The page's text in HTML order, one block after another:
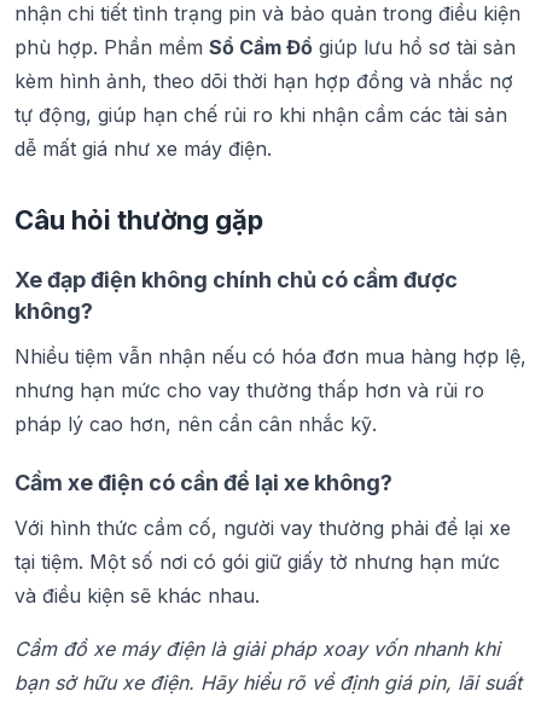
nhận chi tiết tình trạng pin và bảo quản trong điều kiện
phù hợp. Phần mềm Sổ Cầm Đồ giúp lưu hồ sơ tài sản
kèm hình ảnh, theo dõi thời hạn hợp đồng và nhắc nợ
tự động, giúp hạn chế rủi ro khi nhận cầm các tài sản
dễ mất giá như xe máy điện.
Câu hỏi thường gặp
Xe đạp điện không chính chủ có cầm được
không?
Nhiều tiệm vẫn nhận nếu có hóa đơn mua hàng hợp lệ,
nhưng hạn mức cho vay thường thấp hơn và rủi ro
pháp lý cao hơn, nên cần cân nhắc kỹ.
Cầm xe điện có cần để lại xe không?
Với hình thức cầm cố, người vay thường phải để lại xe
tại tiệm. Một số nơi có gói giữ giấy tờ nhưng hạn mức
và điều kiện sẽ khác nhau.
Cầm đồ xe máy điện là giải pháp xoay vốn nhanh khi
bạn sở hữu xe điện. Hãy hiểu rõ về định giá pin, lãi suất